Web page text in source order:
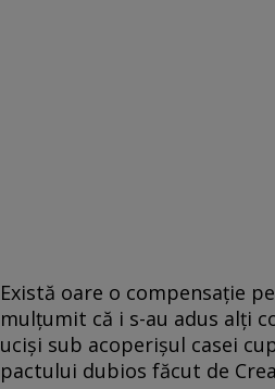
Există oare o compensaţie
mulţumit că i s-au adus alţi
ucişi sub acoperişul casei
pactului dubios făcut de